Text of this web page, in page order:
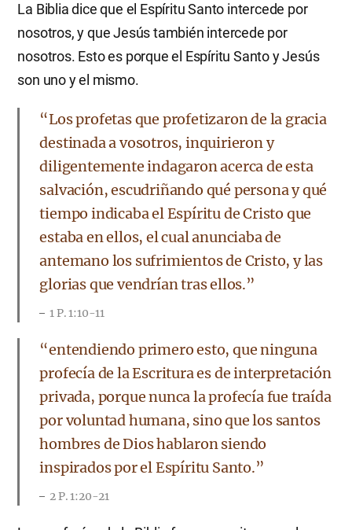
La Biblia dice que el Espíritu Santo intercede por
nosotros, y que Jesús también intercede por
nosotros. Esto es porque el Espíritu Santo y Jesús
son uno y el mismo.
​“Los profetas que profetizaron de la gracia
destinada a vosotros, inquirieron y
diligentemente indagaron acerca de esta
salvación, escudriñando qué persona y qué
tiempo indicaba el Espíritu de Cristo que
estaba en ellos, el cual anunciaba de
antemano los sufrimientos de Cristo, y las
glorias que vendrían tras ellos.”
1 P. 1:10-11
​“entendiendo primero esto, que ninguna
profecía de la Escritura es de interpretación
privada, porque nunca la profecía fue traída
por voluntad humana, sino que los santos
hombres de Dios hablaron siendo
inspirados por el Espíritu Santo.”
2 P. 1:20-21